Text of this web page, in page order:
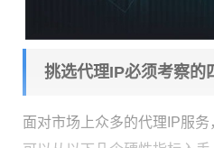
挑选代理IP必须考察的
面对市场上众多的代理IP服务